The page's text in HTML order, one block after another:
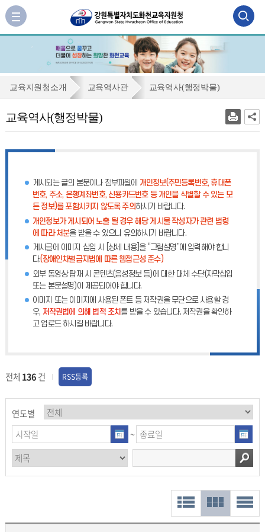
검
색
역
기
사
이
가
교
역
교육지원청소개 교육역사관 교육역사(행정박물)
교육역사(행정박물)
게시되는 글의 본문이나 첨부파일에 개인정보(주민등록번호, 휴대폰
번호, 주소, 은행계좌번호, 신용카드번호 등 개인을 식별할 수 있는 모
든 정보)를 포함시키지 않도록 주의하시기 바랍니다.
개인정보가 게시되어 노출 될 경우 해당 게시물 작성자가 관련 법령
에 따라 처분을 받을 수 있으니 유의하시기 바랍니다.
게시글에 이미지 삽입 시 [상세 내용]을 “그림설명”에 입력해야 합니
다.(장애인차별금지법에 따른 웹접근성 준수)
외부 동영상 탑재 시 콘텐츠(음성정보 등)에 대한 대체 수단(자막삽입
또는 본문설명)이 제공되어야 합니다.
이미지 또는 이미지에 사용된 폰트 등 저작권을 무단으로 사용할 경
우, 저작권법에 의해 법적 조치 를 받을 수 있습니다. 저작권을 확인하
고 업로드 하시길 바랍니다.
전체136건 RSS등록
연도별
~